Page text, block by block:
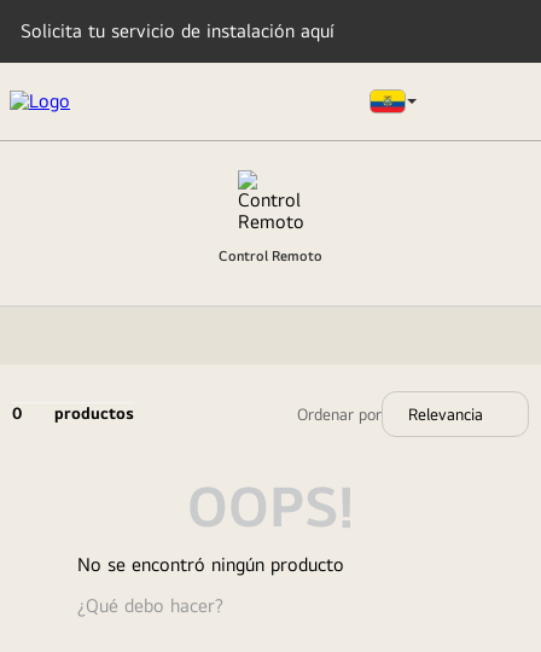
Solicita tu servicio de instalación aquí
Control Remoto
0 productos Relevancia
OOPS!
No se encontró ningún producto
¿Qué debo hacer?
TÉRMINOS MÁS BUSCADOS
lavadora
3.
refrigeradoras
lavadora secadora
9.
parlante
10. qned